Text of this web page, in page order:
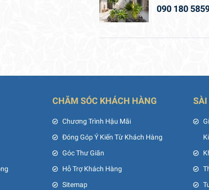
090 180
CHĂM SÓC KHÁCH HÀNG
Chương Trình Hậu Mãi
Đóng Góp Ý Kiến Từ Khách Hàng
Góc Thư Giãn
Hỗ Trợ Khách Hàng
Sitemap
SÀI